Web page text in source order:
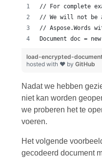
load-encrypted-
hosted with ❤ by GitHub
Nadat we hebben
niet kan worden
we proberen het te
voeren.
Het volgende
gecodeerd document